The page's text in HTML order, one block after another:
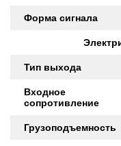
Форма сигнала
Тип выхода
Входное
сопротивление
Грузоподъемность